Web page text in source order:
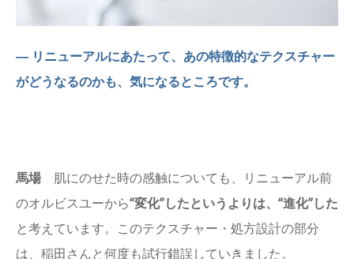
― リニューアルにあたって、あの特徴的なテクスチャー
がどうなるのかも、気になるところです。
馬場 肌にのせた時の感触についても、リニューアル前
のオルビスユーから“変化”したというよりは、“進化”した
と考えています。このテクスチャー・処方設計の部分
は、稲田さんと何度も試行錯誤していきました。